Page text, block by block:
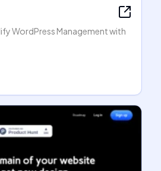
WordPress Management with